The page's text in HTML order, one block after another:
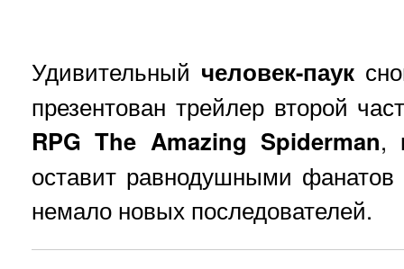
Удивительный человек-паук
презентован трейлер второй
RPG The Amazing Spiderman,
оставит равнодушными фанатов
немало новых последователей.